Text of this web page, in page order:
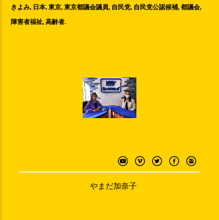
きよみ, 日本,東京,東京都議会議員, 自民党, 自民党公認候補,都議会,
障害者福祉,高齢者.
やまだ加奈子